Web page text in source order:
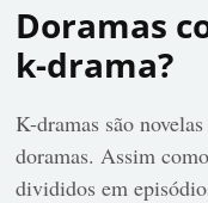
Doramas
k-drama?
K-dramas são
doramas. Assim
divididos em